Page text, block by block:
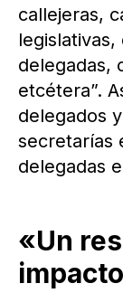
callejeras,
delegadas,
etcétera”.
delegados
secretarías
delegadas
«Un